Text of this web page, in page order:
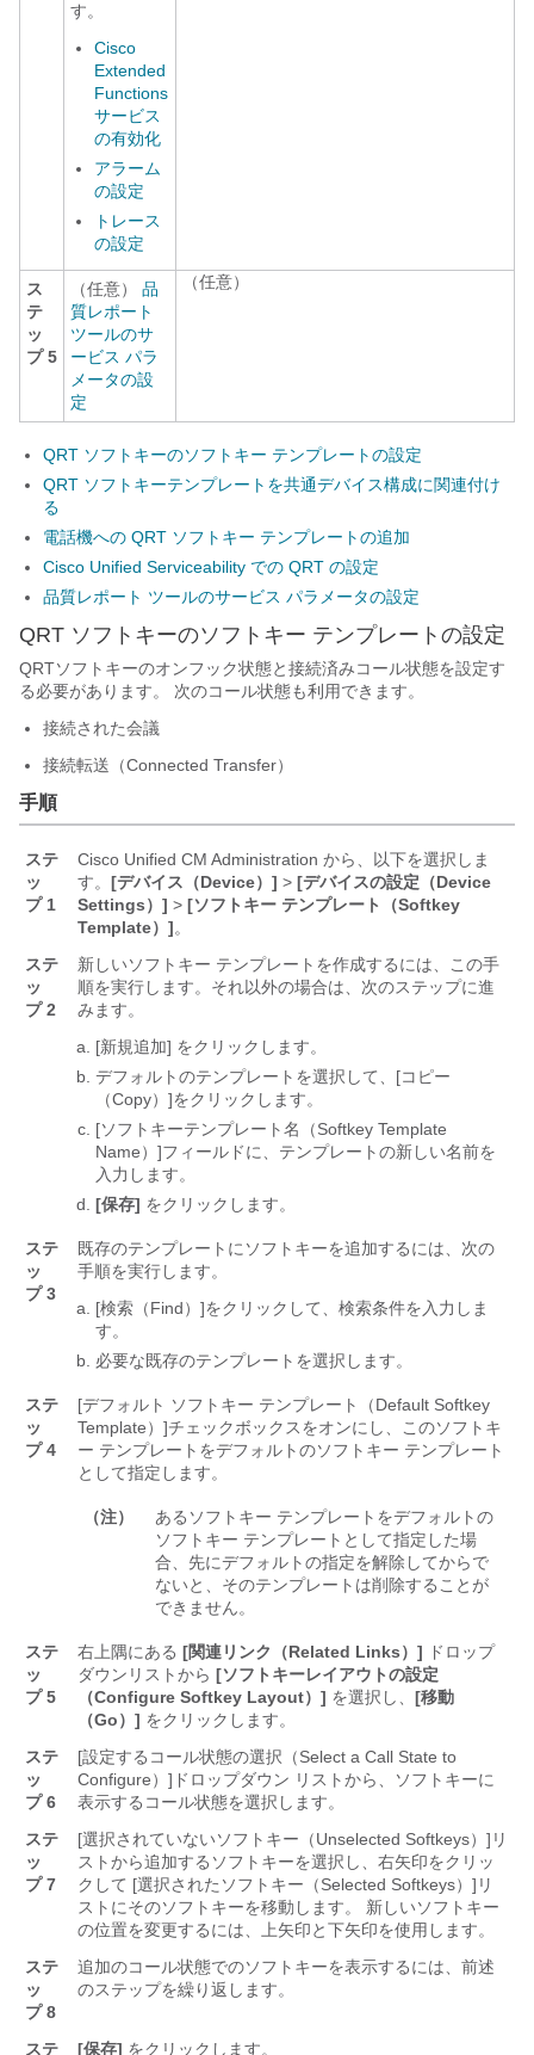
す。
Cisco
Extended
Functions
サービス
の有効化
アラーム
の設定
トレース
の設定
ス
テ
ッ
プ 5
（任意） 品
質レポート
ツールのサ
ービス パラ
メータの設
定
（任意）
QRT ソフトキーのソフトキー テンプレートの設定
QRT ソフトキーテンプレートを共通デバイス構成に関連付け
る
電話機への QRT ソフトキー テンプレートの追加
Cisco Unified Serviceability での QRT の設定
品質レポート ツールのサービス パラメータの設定
QRT ソフトキーのソフトキー テンプレートの設定
QRTソフトキーのオンフック状態と接続済みコール状態を設定す
る必要があります。 次のコール状態も利用できます。
接続された会議
接続転送（Connected Transfer）
手順
ステ
ッ
プ 1
Cisco Unified CM Administration から、以下を選択しま
す。 [デバイス（Device）] > [デバイスの設定（Device
Settings）] > [ソフトキー テンプレート（Softkey
Template）]。
ステ
ッ
プ 2
新しいソフトキー テンプレートを作成するには、この手
順を実行します。それ以外の場合は、次のステップに進
みます。
[新規追加] をクリックします。
デフォルトのテンプレートを選択して、[コピー
（Copy）]をクリックします。
[ソフトキーテンプレート名（Softkey Template
Name）]フィールドに、テンプレートの新しい名前を
入力します。
[保存] をクリックします。
ステ
ッ
プ 3
既存のテンプレートにソフトキーを追加するには、次の
手順を実行します。
[検索（Find）]をクリックして、検索条件を入力しま
す。
必要な既存のテンプレートを選択します。
ステ
ッ
プ 4
[デフォルト ソフトキー テンプレート（Default Softkey
Template）]チェックボックスをオンにし、このソフトキ
ー テンプレートをデフォルトのソフトキー テンプレート
として指定します。
（注）
あるソフトキー テンプレートをデフォルトの
ソフトキー テンプレートとして指定した場
合、先にデフォルトの指定を解除してからで
ないと、そのテンプレートは削除することが
できません。
ステ
ッ
プ 5
右上隅にある [関連リンク（Related Links）] ドロップ
ダウンリストから [ソフトキーレイアウトの設定
（Configure Softkey Layout）] を選択し、 [移動
（Go）] をクリックします。
ステ
ッ
プ 6
[設定するコール状態の選択（Select a Call State to
Configure）] ドロップダウン リストから、ソフトキーに
表示するコール状態を選択します。
ステ
ッ
プ 7
[選択されていないソフトキー（Unselected Softkeys）] リ
ストから追加するソフトキーを選択し、右矢印をクリッ
クして [選択されたソフトキー（Selected Softkeys）] リ
ストにそのソフトキーを移動します。 新しいソフトキー
の位置を変更するには、上矢印と下矢印を使用します。
ステ
ッ
プ 8
追加のコール状態でのソフトキーを表示するには、前述
のステップを繰り返します。
ステ [保存] をクリックします。